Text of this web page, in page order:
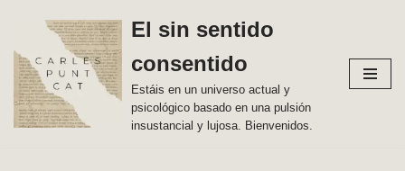
Vés
al
contingut
El sin sentido
consentido
Estáis en un universo actual y
psicológico basado en una pulsión
insustancial y lujosa. Bienvenidos.